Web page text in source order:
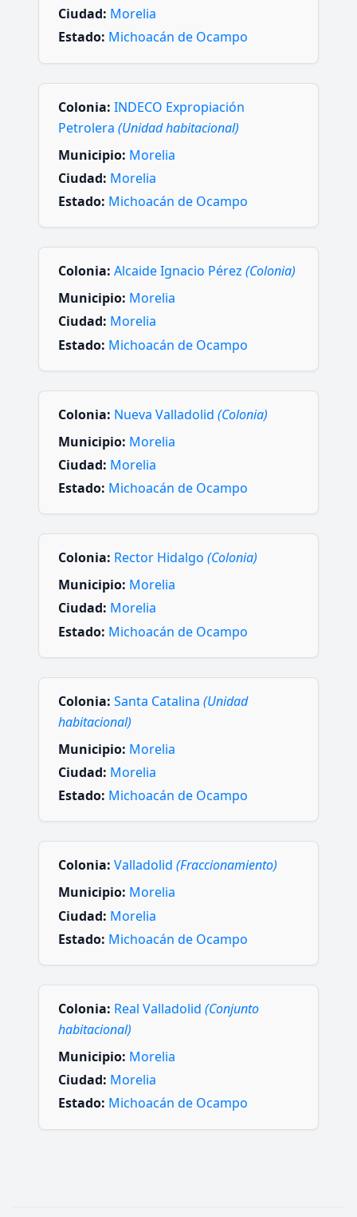
Ciudad: Morelia
Estado: Michoacán de Ocampo
Colonia: INDECO Expropiación
Petrolera (Unidad habitacional)
Municipio: Morelia
Ciudad: Morelia
Estado: Michoacán de Ocampo
Colonia: Alcaide Ignacio Pérez (Colonia)
Municipio: Morelia
Ciudad: Morelia
Estado: Michoacán de Ocampo
Colonia: Nueva Valladolid (Colonia)
Municipio: Morelia
Ciudad: Morelia
Estado: Michoacán de Ocampo
Colonia: Rector Hidalgo (Colonia)
Municipio: Morelia
Ciudad: Morelia
Estado: Michoacán de Ocampo
Colonia: Santa Catalina (Unidad
habitacional)
Municipio: Morelia
Ciudad: Morelia
Estado: Michoacán de Ocampo
Colonia: Valladolid (Fraccionamiento)
Municipio: Morelia
Ciudad: Morelia
Estado: Michoacán de Ocampo
Colonia: Real Valladolid (Conjunto
habitacional)
Municipio: Morelia
Ciudad: Morelia
Estado: Michoacán de Ocampo